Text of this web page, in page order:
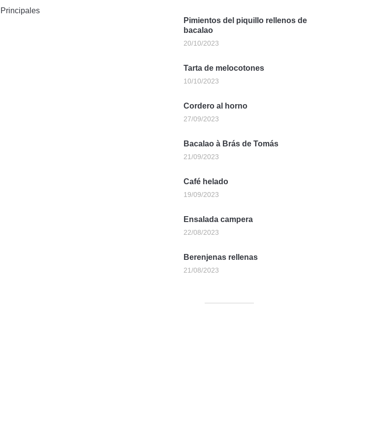
Principales
Pimientos del piquillo rellenos de
bacalao
20/10/2023
Tarta de melocotones
10/10/2023
Cordero al horno
27/09/2023
Bacalao à Brás de Tomás
21/09/2023
Café helado
19/09/2023
Ensalada campera
22/08/2023
Berenjenas rellenas
21/08/2023